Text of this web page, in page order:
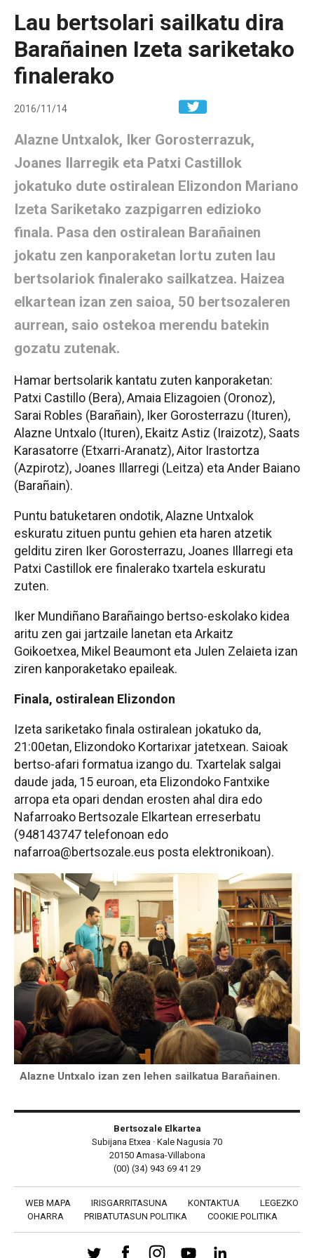
Lau bertsolari sailkatu dira
Barañainen Izeta sariketako
finalerako
2016/11/14
Alazne Untxalok, Iker Gorosterrazuk,
Joanes Ilarregik eta Patxi Castillok
jokatuko dute ostiralean Elizondon Mariano
Izeta Sariketako zazpigarren edizioko
finala. Pasa den ostiralean Barañainen
jokatu zen kanporaketan lortu zuten lau
bertsolariok finalerako sailkatzea. Haizea
elkartean izan zen saioa, 50 bertsozaleren
aurrean, saio ostekoa merendu batekin
gozatu zutenak.
Hamar bertsolarik kantatu zuten kanporaketan:
Patxi Castillo (Bera), Amaia Elizagoien (Oronoz),
Sarai Robles (Barañain), Iker Gorosterrazu (Ituren),
Alazne Untxalo (Ituren), Ekaitz Astiz (Iraizotz), Saats
Karasatorre (Etxarri-Aranatz), Aitor Irastortza
(Azpirotz), Joanes Illarregi (Leitza) eta Ander Baiano
(Barañain).
Puntu batuketaren ondotik, Alazne Untxalok
eskuratu zituen puntu gehien eta haren atzetik
gelditu ziren Iker Gorosterrazu, Joanes Illarregi eta
Patxi Castillok ere finalerako txartela eskuratu
zuten.
Iker Mundiñano Barañaingo bertso-eskolako kidea
aritu zen gai jartzaile lanetan eta Arkaitz
Goikoetxea, Mikel Beaumont eta Julen Zelaieta izan
ziren kanporaketako epaileak.
Finala, ostiralean Elizondon
Izeta sariketako finala ostiralean jokatuko da,
21:00etan, Elizondoko Kortarixar jatetxean. Saioak
bertso-afari formatua izango du. Txartelak salgai
daude jada, 15 euroan, eta Elizondoko Fantxike
arropa eta opari dendan erosten ahal dira edo
Nafarroako Bertsozale Elkartean erreserbatu
(948143747 telefonoan edo
nafarroa@bertsozale.eus posta elektronikoan).
Alazne Untxalo izan zen lehen sailkatua Barañainen.
Bertsozale Elkartea
Subijana Etxea · Kale Nagusia 70
20150 Amasa-Villabona
(00) (34) 943 69 41 29
WEB MAPA IRISGARRITASUNA KONTAKTUA
LEGEZKO
OHARRA
PRIBATUTASUN POLITIKA COOKIE POLITIKA